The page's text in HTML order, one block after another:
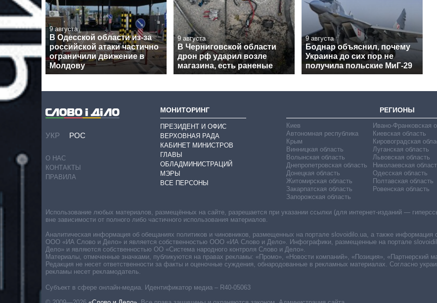
9 августа
В Одесской области из-за
российской атаки частично
ограничили движение в
Молдову
9 августа
В Черниговской области
дрон рф ударил возле
магазина, есть раненые
9 августа
Боднар объяснил, почему
Украина до сих пор не
получила польские МиГ-29
УКР РОС
О НАС
КОНТАКТЫ
ПРАВИЛА
МОНИТОРИНГ
ПРЕЗИДЕНТ И ОФИС
ВЕРХОВНАЯ РАДА
КАБИНЕТ МИНИСТРОВ
ГЛАВЫ
ОБЛАДМИНИСТРАЦИЙ
МЭРЫ
ВСЕ ПЕРСОНЫ
РЕГИОНЫ
Киев
Автономная республика
Крым
Винницкая область
Волынская область
Днепропетровская область
Донецкая область
Житомирская область
Закарпатская область
Запорожская область
Ивано-Франковская
Киевская область
Кировоградская
Луганская область
Львовская область
Николаевская
Одесская область
Полтавская область
Ровенская область
Субъект в сфере онлайн-медиа. Идентификатор медиа – R40-05063
Использование любых материалов, размещённых на сайте, разрешается при указании ссылки (для интернет-изданий —
вне зависимости от полного либо частичного использования материалов.
Аналитическая информация об обещаниях политиков и чиновников, размещенных на портале slovoidilo.ua, а также информация
ООО «ИА Слово и Дело» и является собственностью ООО «ИА Слово и Дело». Инфографики, размещенные на портале
Дело» и являются собственностью ОО «Система народного контроля Слово и Дело».
Материалы, отмеченные значками, публикуются на правах рекламы: «Промо», «Новости компаний», «Позиция», «Партнерский
Редакция не несет ответственности за факты и оценочные суждения, обнародованные в рекламных материалах. Согласно
рекламы несет рекламодатель.